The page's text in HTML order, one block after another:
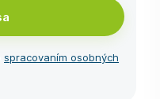
spracovaním osobných